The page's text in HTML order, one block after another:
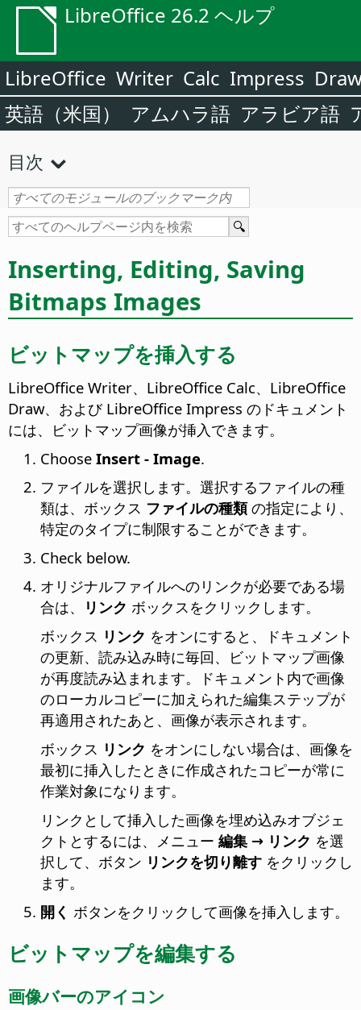
LibreOffice 26.2 ヘルプ
LibreOffice Writer Calc Impress
英語（米国）
アムハラ語 アラビア語
目次
Inserting, Editing, Saving
Bitmaps Images
ビットマップを挿入する
LibreOffice Writer、LibreOffice Calc、LibreOffice
Draw、および LibreOffice Impress のドキュメント
には、ビットマップ画像が挿入できます。
Choose Insert - Image.
ファイルを選択します。選択するファイルの種
類は、ボックス ファイルの種類の指定により、
特定のタイプに制限することができます。
Check below.
オリジナルファイルへのリンクが必要である場
合は、
リンク ボックスをクリックします。
ボックス リンク をオンにすると、ドキュメント
の更新、読み込み時に毎回、ビットマップ画像
が再度読み込まれます。ドキュメント内で画像
のローカルコピーに加えられた編集ステップが
再適用されたあと、画像が表示されます。
ボックス リンク をオンにしない場合は、画像を
最初に挿入したときに作成されたコピーが常に
作業対象になります。
リンクとして挿入した画像を埋め込みオブジェ
クトとするには、メニュー 編集 → リンク を選
択して、ボタン リンクを切り離す をクリックし
ます。
開く ボタンをクリックして画像を挿入します。
ビットマップを編集する
画像バーのアイコン